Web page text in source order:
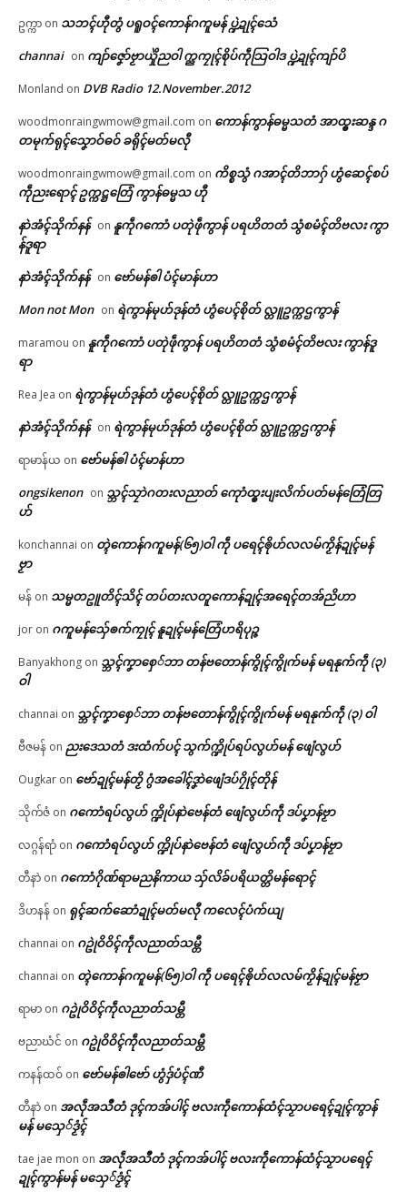
ဥက္ကာ on သဘၚ်ဟီုတွံ ပရူဝၚ်ကောန်ဂကူမန် ပ္ဍဲဍုၚ်သေံ
channai on ကျာ်ဇၞော်ဗၟာယှိုဲညဝါ က္ညကၠုၚ်စိုပ်ကဵုသြဝါဒ ပ္ဍဲဍုၚ်ကျာ်ပိ
Monland on DVB Radio 12.November.2012
woodmonraingwmow@gmail.com on ကောန်ကွာန်ဓမ္မသတံ အာထ္ၜးဆန္ဒ ဂ
တမုက်ရုၚ်သၞောဝ်ဓဝ် ခရိုၚ်မတ်မလီု
woodmonraingwmow@gmail.com on ကိစ္စသွံ ဂအာၚ်တိဘာဂှ် ဟွံဆေၚ်စပ်
ကဵုညးရောၚ် ဥက္ကဋ္ဌတြေံ ကွာန်ဓမ္မသ ဟီု
နာဲအံၚ်သိုက်နန် on နူကဵုဂကောံ ပတုဲဖဵုကွာန် ပရဟိတတံ သွံစမံၚ်တိဗလး ကွာ
န်ဒူရာ
နာဲအံၚ်သိုက်နန် on ဗော်မန်ၜါ ပံၚ်မာန်ဟာ
Mon not Mon on ရဲကွာန်မုဟ်ဒုန်တံ ဟွံပေၚ်စိုတ် လ္တူဥက္ကဌကွာန်
maramou on နူကဵုဂကောံ ပတုဲဖဵုကွာန် ပရဟိတတံ သွံစမံၚ်တိဗလး ကွာန်ဒူ
ရာ
Rea Jea on ရဲကွာန်မုဟ်ဒုန်တံ ဟွံပေၚ်စိုတ် လ္တူဥက္ကဌကွာန်
နာဲအံၚ်သိုက်နန် on ရဲကွာန်မုဟ်ဒုန်တံ ဟွံပေၚ်စိုတ် လ္တူဥက္ကဌကွာန်
ရာမာန်ယ on ဗော်မန်ၜါ ပံၚ်မာန်ဟာ
ongsikenon on သ္ဘၚ်သၠာဲဂတးလညာတ် ကေုာံထ္ၜးပျးလိက်ပတ်မန်တြေံတြ
ဟ်
konchannai on တ္ၚဲကောန်ဂကူမန်(၆၅)ဝါ ကဵု ပရေၚ်ၜိုဟ်လလမ်ကၟိန်ဍုၚ်မန်
ဗၟာ
မန် on သမ္မတဥူတိၚ်သိၚ် တပ်တးလတူကောန်ဍုၚ်အရေၚ်တအ်ညိဟာ
jor on ဂကူမန်​သှ်ေၜက်ကၠုၚ် နူဍုၚ်မန်တြေံဟရိပုဉ္ဇ
Banyakhong on သ္ဘၚ်ကၞာစှေ်ဘာ တန်ဗတောန်ကွိုၚ်ကွိုက်မန် မရနုက်ကဵု (၃)
ဝါ
channai on သ္ဘၚ်ကၞာစှေ်ဘာ တန်ဗတောန်ကွိုၚ်ကွိုက်မန် မရနုက်ကဵု (၃) ဝါ
ဗီဇမန် on ညးဒေသတံ ဒးထံက်ပၚ် သွက်က္ဍိုပ်ရပ်လွဟ်မန် ဖျေံလွဟ်
Ougkar on ဗော်ဍုၚ်မန်တၟိ ဂွံအခေါၚ်ဒၞာဲဖျေံဒပ်ဂၠိုၚ်တိုန်
သိုက်ဇံ on ဂကောံရပ်လွဟ် က္ဍိုပ်နာဲဗေန်တံ ဖျေံလွဟ်ကဵု ဒပ်ပၞာန်ဗၟာ
လဂ္ဂန်ရာံ on ဂကောံရပ်လွဟ် က္ဍိုပ်နာဲဗေန်တံ ဖျေံလွဟ်ကဵု ဒပ်ပၞာန်ဗၟာ
တီနာဲ on ဂကောံဂိုဏ်ရာမညနိကာယ သှ်လိခ်ပရိယတ္တိမန်ရောၚ်
ဒိဟနန် on ရုၚ်ဆက်ဆောံဍုၚ်မတ်မလီု ကလေၚ်ပံက်ယျ
channai on ဂဥုဲဝိဝိၚ်ကဵုလညာတ်သမ္တီ
channai on တ္ၚဲကောန်ဂကူမန်(၆၅)ဝါ ကဵု ပရေၚ်ၜိုဟ်လလမ်ကၟိန်ဍုၚ်မန်ဗၟာ
ရာမာ on ဂဥုဲဝိဝိၚ်ကဵုလညာတ်သမ္တီ
ဗညာဃံင် on ဂဥုဲဝိဝိၚ်ကဵုလညာတ်သမ္တီ
ကနန်ထဝ် on ဗော်မန်ၜါဗော် ဟွံဒှ်ပံၚ်ဏီ
တီနာဲ on အလဵုအသဳတံ ဒုၚ်ကအ်ပါၚ် ဗလးကဵုကောန်ထံၚ်သၟာပရေၚ်ဍုၚ်ကွာန်
မန် မသှေ်ဒၟံၚ်
tae jae mon on အလဵုအသဳတံ ဒုၚ်ကအ်ပါၚ် ဗလးကဵုကောန်ထံၚ်သၟာပရေၚ်
ဍုၚ်ကွာန်မန် မသှေ်ဒၟံၚ်